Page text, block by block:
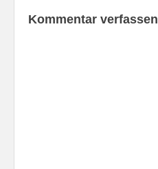
Kommentar verfassen